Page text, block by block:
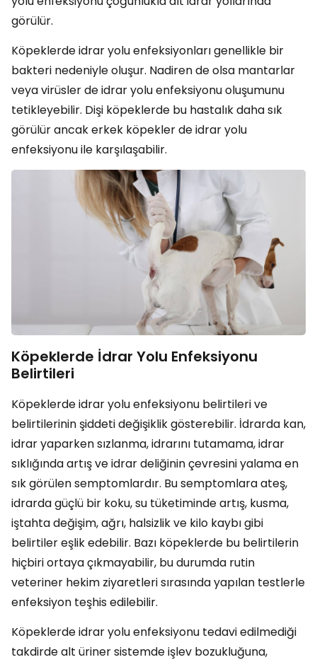
görülür.
Köpeklerde idrar yolu enfeksiyonları genellikle bir
bakteri nedeniyle oluşur. Nadiren de olsa mantarlar
veya virüsler de idrar yolu enfeksiyonu oluşumunu
tetikleyebilir. Dişi köpeklerde bu hastalık daha sık
görülür ancak erkek köpekler de idrar yolu
enfeksiyonu ile karşılaşabilir.
Köpeklerde İdrar Yolu Enfeksiyonu
Belirtileri
Köpeklerde idrar yolu enfeksiyonu belirtileri ve
belirtilerinin şiddeti değişiklik gösterebilir. İdrarda kan,
idrar yaparken sızlanma, idrarını tutamama, idrar
sıklığında artış ve idrar deliğinin çevresini yalama en
sık görülen semptomlardır. Bu semptomlara ateş,
idrarda güçlü bir koku, su tüketiminde artış, kusma,
iştahta değişim, ağrı, halsizlik ve kilo kaybı gibi
belirtiler eşlik edebilir. Bazı köpeklerde bu belirtilerin
hiçbiri ortaya çıkmayabilir, bu durumda rutin
veteriner hekim ziyaretleri sırasında yapılan testlerle
enfeksiyon teşhis edilebilir.
Köpeklerde idrar yolu enfeksiyonu tedavi edilmediği
takdirde alt üriner sistemde işlev bozukluğuna,